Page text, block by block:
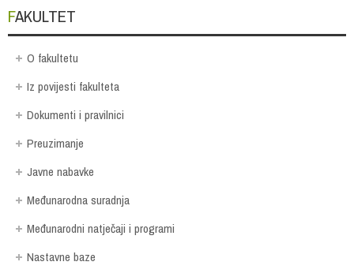
FAKULTET
O fakultetu
Iz povijesti fakulteta
Dokumenti i pravilnici
Preuzimanje
Javne nabavke
Međunarodna suradnja
Međunarodni natječaji i programi
Nastavne baze